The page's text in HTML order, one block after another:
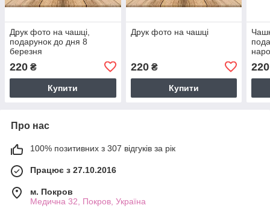
Друк фото на чашці,
подарунок до дня 8
березня
220 ₴
Купити
Друк фото на чашці
220₴
Купити
220
Про нас
100% позитивних з 307 відгуків за рік
Працює з 27.10.2016
м. Покров
Медична 32, Покров, Україна